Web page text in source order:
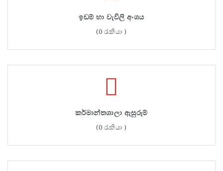
ඉඩම් හා වැවිලි අංශය
(0 රැකියා )
කර්මාන්තශාලා ඇසුරුම්
(0 රැකියා )